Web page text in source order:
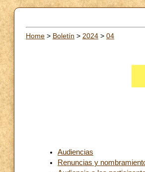
Home > Boletín > 2024 > 04
Audiencias
Renuncias y